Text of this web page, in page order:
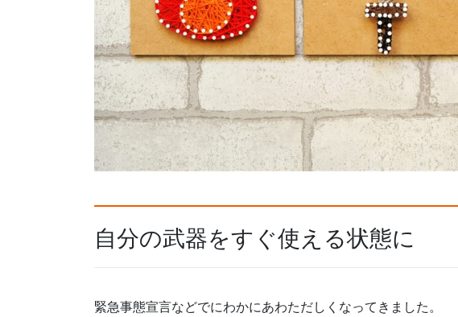
自分の武器をすぐ使える状態に
緊急事態宣言などでにわかにあわただしくなってきました。